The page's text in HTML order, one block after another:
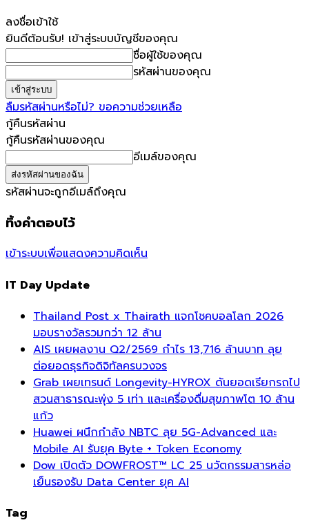
ลงชื่อเข้าใช้
ยินดีต้อนรับ! เข้าสู่ระบบบัญชีของคุณ
ชื่อผู้ใช้ของคุณ
รหัสผ่านของคุณ
ลืมรหัสผ่านหรือไม่? ขอความช่วยเหลือ
กู้คืนรหัสผ่าน
กู้คืนรหัสผ่านของคุณ
อีเมล์ของคุณ
รหัสผ่านจะถูกอีเมล์ถึงคุณ
ทิ้งคำตอบไว้
เข้าระบบเพื่อแสดงความคิดเห็น
IT Day Update
Thailand Post x Thairath แจกโชคบอลโลก 2026
มอบรางวัลรวมกว่า 12 ล้าน
AIS เผยผลงาน Q2/2569 กำไร 13,716 ล้านบาท ลุย
ต่อยอดธุรกิจดิจิทัลครบวงจร
Grab เผยเทรนด์ Longevity-HYROX ดันยอดเรียกรถไป
สวนสาธารณะพุ่ง 5 เท่า และเครื่องดื่มสุขภาพโต 10 ล้าน
แก้ว
Huawei ผนึกกำลัง NBTC ลุย 5G-Advanced และ
Mobile AI รับยุค Byte + Token Economy
Dow เปิดตัว DOWFROST™ LC 25 นวัตกรรมสารหล่อ
เย็นรองรับ Data Center ยุค AI
Tag